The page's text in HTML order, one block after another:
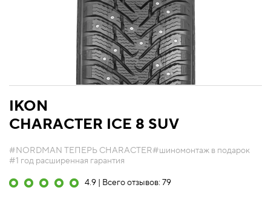
IKON
CHARACTER ICE 8 SUV
#NORDMAN ТЕПЕРЬ CHARACTER#шиномонтаж в подарок
#1 год расширенная гарантия
4.9 | Всего отзывов: 79